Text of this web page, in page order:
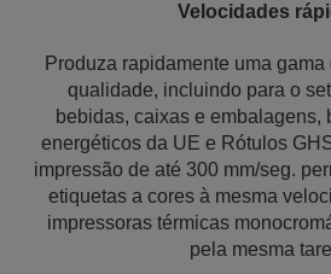
Velocidades
Produza rapidamente uma
qualidade, incluindo para o
bebidas, caixas e embalagens,
energéticos da UE e Rótulos
impressão de até 300 mm/seg.
etiquetas a cores à mesma
impressoras térmicas
pela mesma